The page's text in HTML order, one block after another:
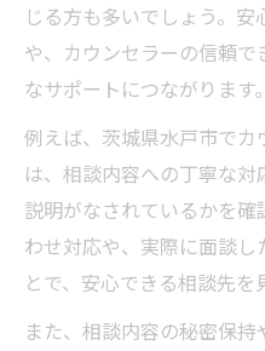
ストレスや不安
選び方
カウンセリング
に確認
オンライン対応
しよう
カウンセリング
考にする
水戸市で信頼できる
じる方も多いでしょう。
や、カウンセラーの信頼
なサポートにつながります。
例えば、茨城県水戸市で
は、相談内容への丁寧な
説明がなされているかを
わせ対応や、実際に面談
とで、安心できる相談先を
また、相談内容の秘密保